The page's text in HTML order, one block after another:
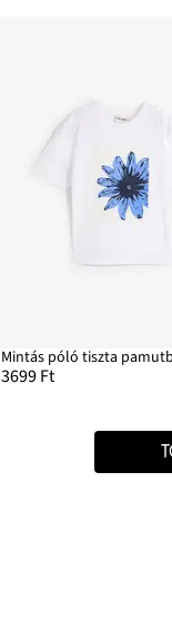
Mintás póló tiszta
3699 Ft